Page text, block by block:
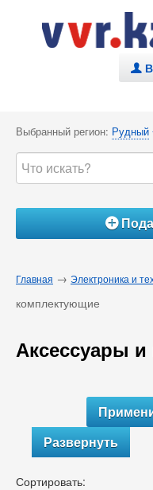
.
Выбранный регион: Рудный
Á
Главная → Электроника и
комплектующие
Аксессуары
Развернуть
Сортировать: